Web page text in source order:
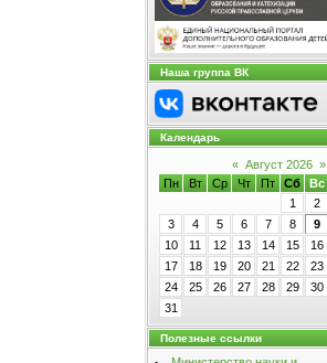
Наша группа ВК
Календарь
« Август 2026 »
Пн
Вт Ср Чт Пт Сб
Вс
1
2
3
4 5 6 7 8
9
10
11 12 13 14 15
16
17
18 19 20 21 22
23
24
25 26 27 28 29
30
31
Полезные ссылки